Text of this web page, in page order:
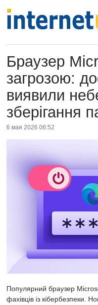
Браузер
загрозою:
виявили
зберігання
6 мая 2026 06:52
Популярний браузер
фахівців із кібербезпеки.